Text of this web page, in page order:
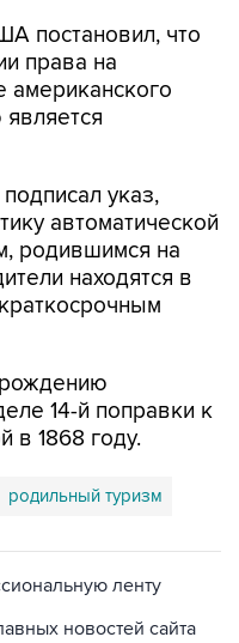
постановил, что
права на
американского
указ,
автоматической
родившимся на
находятся в
14-й поправки к
в 1868 году.
родильный туризм
ленту
новостей сайта